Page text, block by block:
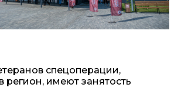
спецоперации,
регион, имеют занятость